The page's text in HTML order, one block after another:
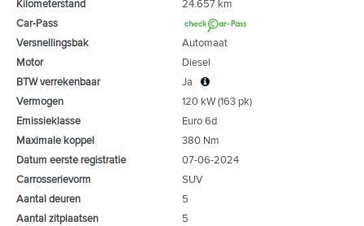
Kilometerstand
24.657 km
Car-Pass
Versnellingsbak
Automaat
Motor
Diesel
BTW verrekenbaar
Ja
Vermogen
120 kW (163 pk)
Emissieklasse
Euro 6d
Maximale koppel
380 Nm
Datum eerste registratie
07-06-2024
Carrosserievorm
SUV
Aantal deuren
5
Aantal zitplaatsen
5